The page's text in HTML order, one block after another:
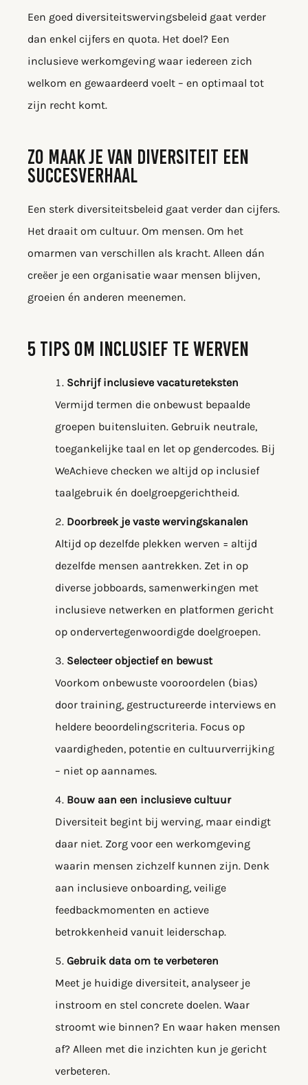
Een goed diversiteitswervingsbeleid gaat verder
dan enkel cijfers en quota. Het doel? Een
inclusieve werkomgeving waar iedereen zich
welkom en gewaardeerd voelt – en optimaal tot
zijn recht komt.
ZO MAAK JE VAN DIVERSITEIT EEN
SUCCESVERHAAL
Een sterk diversiteitsbeleid gaat verder dan cijfers.
Het draait om cultuur. Om mensen. Om het
omarmen van verschillen als kracht. Alleen dán
creëer je een organisatie waar mensen blijven,
groeien én anderen meenemen.
5 TIPS OM INCLUSIEF TE WERVEN
Schrijf inclusieve vacatureteksten
Vermijd termen die onbewust bepaalde
groepen buitensluiten. Gebruik neutrale,
toegankelijke taal en let op gendercodes. Bij
WeAchieve checken we altijd op inclusief
taalgebruik én doelgroepgerichtheid.
Doorbreek je vaste wervingskanalen
Altijd op dezelfde plekken werven = altijd
dezelfde mensen aantrekken. Zet in op
diverse jobboards, samenwerkingen met
inclusieve netwerken en platformen gericht
op ondervertegenwoordigde doelgroepen.
Selecteer objectief en bewust
Voorkom onbewuste vooroordelen (bias)
door training, gestructureerde interviews en
heldere beoordelingscriteria. Focus op
vaardigheden, potentie en cultuurverrijking
– niet op aannames.
Bouw aan een inclusieve cultuur
Diversiteit begint bij werving, maar eindigt
daar niet. Zorg voor een werkomgeving
waarin mensen zichzelf kunnen zijn. Denk
aan inclusieve onboarding, veilige
feedbackmomenten en actieve
betrokkenheid vanuit leiderschap.
Gebruik data om te verbeteren
Meet je huidige diversiteit, analyseer je
instroom en stel concrete doelen. Waar
stroomt wie binnen? En waar haken mensen
af? Alleen met die inzichten kun je gericht
verbeteren.